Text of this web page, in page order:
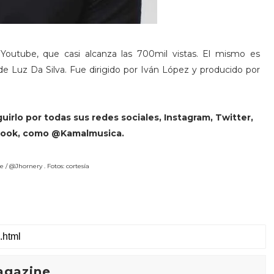
que casi alcanza las 700mil vistas. El mismo es
Luz Da Silva. Fue dirigido por Iván López y producido por
por todas sus redes sociales, Instagram, Twitter,
como @Kamalmusica.
/ @Jhornery . Fotos: cortesía